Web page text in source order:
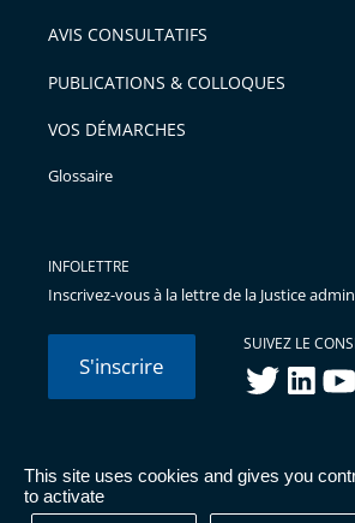
This site uses cookies and gives you
to activate
AVIS CONSULTATIFS
PUBLICATIONS & COLLOQUES
VOS DÉMARCHES
Glossaire
INFOLETTRE
Inscrivez-vous à la lettre de la Justice
S'inscrire
SUIVEZ LE
twitterlinkedIn
© Conseil d'État 2026 - Mentions légales
personnelles-Publications administratives